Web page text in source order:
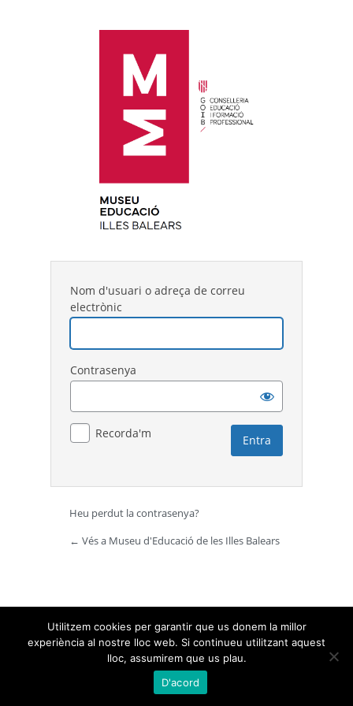
Nom d'usuari o adreça de correu
electrònic
Contrasenya
Recorda'm
Heu perdut la contrasenya?
← Vés a Museu d'Educació de les Illes Balears
Utilitzem cookies per garantir que us donem la millor
experiència al nostre lloc web. Si continueu utilitzant aquest
lloc, assumirem que us plau.
D'acord